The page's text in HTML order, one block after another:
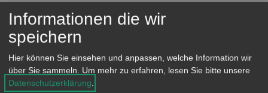
stattfindet und Schülerinnen und
Schülern bei ihrer Berufs- und
Studienwahl unterstützt. 26
Unternehmen, Institutionen, (Berufs-)
Fachschulen und Hochschulen stehen
Informationen die wir
speichern
Hier können Sie einsehen und anpassen, welche Information wir
über Sie sammeln. Um mehr zu erfahren, lesen Sie bitte unsere
Datenschutzerklärung.